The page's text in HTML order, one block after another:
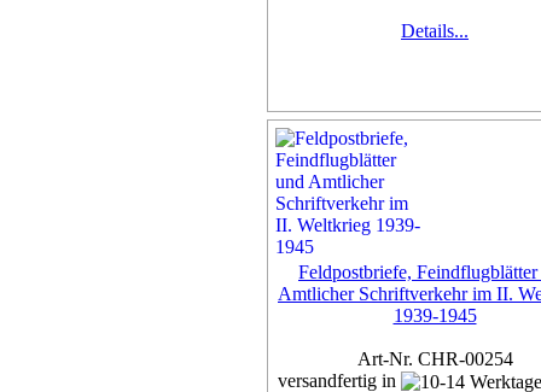
Details...
Feldpostbriefe,
Amtlicher Schriftverkehr im II.
1939-1945
Art-Nr. CHR-00254
versandfertig in